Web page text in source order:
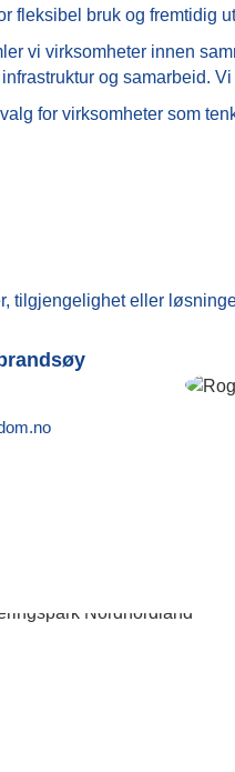
fleksibel bruk og fremtidig
vi virksomheter innen
og samarbeid.
for virksomheter som
tilgjengelighet eller